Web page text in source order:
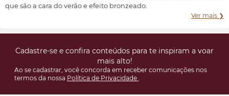
que são a cara do verão e efeito bronzeado.
Ver mais ❯
Cadastre-se e confira conteúdos para te inspiram a voar
mais alto!
Ao se cadastrar, você concorda em receber comunicações nos
termos da nossa Política de Privacidade .